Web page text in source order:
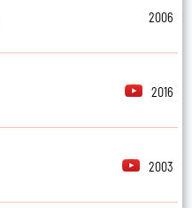
2006
2016
2003